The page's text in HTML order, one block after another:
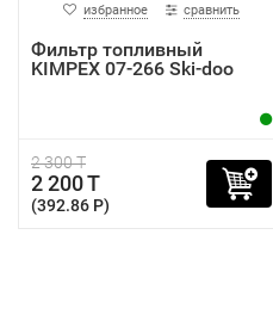
избранное сравнить
Фильтр топливный
KIMPEX 07-266 Ski-doo
2 300 T
2 200 T
(392.86 P)